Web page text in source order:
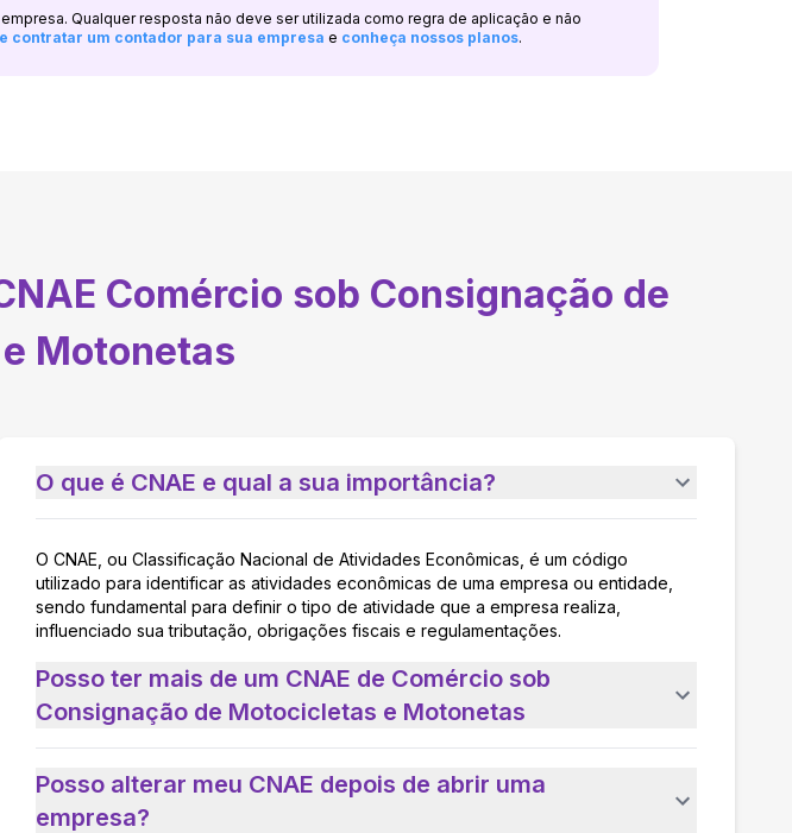
Qualquer resposta não deve ser utilizada como regra de aplicação e não
contratar um contador para sua empresa e conheça nossos planos.
Comércio sob Consignação de
Motonetas
O que é CNAE e qual a sua importância?
O CNAE, ou Classificação Nacional de Atividades Econômicas, é um código
utilizado para identificar as atividades econômicas de uma empresa ou entidade,
sendo fundamental para definir o tipo de atividade que a empresa realiza,
influenciado sua tributação, obrigações fiscais e regulamentações.
Posso ter mais de um CNAE de Comércio sob
Consignação de Motocicletas e Motonetas
Posso alterar meu CNAE depois de abrir uma
empresa?